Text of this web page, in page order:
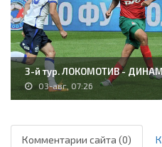
3-й тур. ЛОКОМОТИВ -
03-авг, 07:26
Комментарии сайта (0)